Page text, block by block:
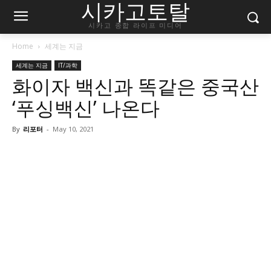
시카고토탈
시카고 종합 라이프 미디어
Home 세계는 지금
세계는 지금 IT/과학
화이자 백신과 똑같은 중국산
‘푸싱백신’ 나온다
By 리포터 - May 10, 2021